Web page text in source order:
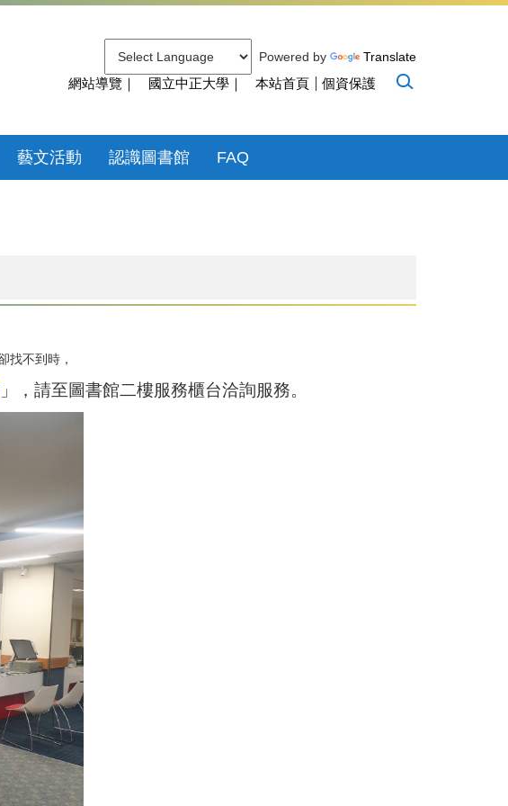
Powered by Translate
網站導覽｜ 國立中正大學｜ 本站首頁 個資保護
藝文活動 認識圖書館 FAQ
找不到時，
」，請至圖書館二樓服務櫃台洽詢服務。